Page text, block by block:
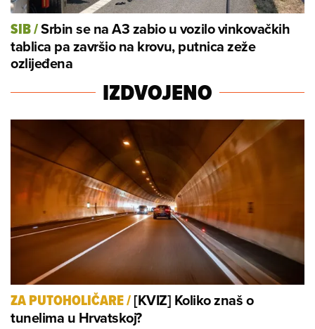
SIB/Srbin se na A3 zabio u vozilo vinkovačkih
tablica pa završio na krovu, putnica zeže
ozlijeđena
IZDVOJENO
ZA PUTOHOLIČARE/[KVIZ] Koliko znaš o
tunelima u Hrvatskoj?